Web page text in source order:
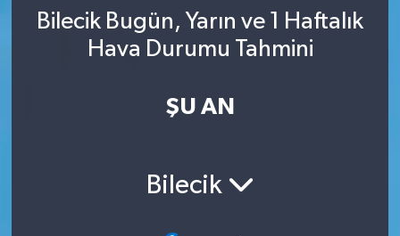
Bilecik Bugün, Yarın ve 1 Haftalık
Hava Durumu Tahmini
ŞU AN
Bilecik
Tüm Manşetler
Son Dakika Haberleri